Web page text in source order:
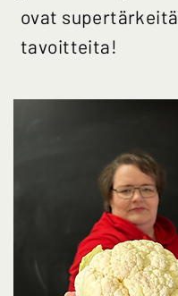
ovat supertärkeitä
tavoitteita!